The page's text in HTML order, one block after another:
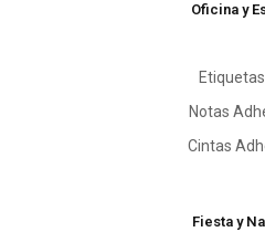
Oficina y
Notas
Cintas
Fiesta y